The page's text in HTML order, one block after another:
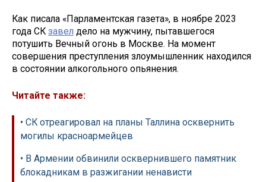
Как писала «Парламентская газета», в ноябре 2023
года СК завел дело на мужчину, пытавшегося
потушить Вечный огонь в Москве. На момент
совершения преступления злоумышленник находился
в состоянии алкогольного опьянения.
Читайте также:
• СК отреагировал на планы Таллина осквернить
могилы красноармейцев
• В Армении обвинили осквернившего памятник
блокадникам в разжигании ненависти